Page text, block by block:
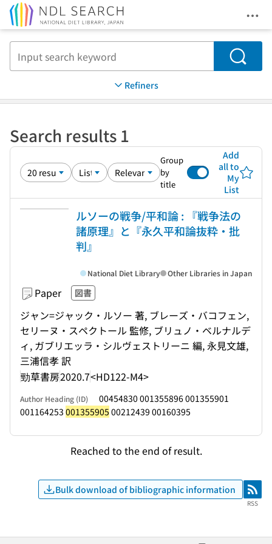
Search
Refiners
Search results 1
Group
by
title
Add
all to
My
List
ルソーの戦争/平和論 : 『戦争法の
諸原理』と『永久平和論抜粋・批
判』
Paper 図書
ジャン=ジャック・ルソー 著, ブレーズ・バコフェン,
セリーヌ・スペクトール 監修, ブリュノ・ベルナルデ
ィ, ガブリエッラ・シルヴェストリーニ 編, 永見文雄,
三浦信孝 訳
勁草書房2020.7<HD122-M4>
National Diet Library Other Libraries in Japan
Author Heading (ID)
00454830 001355896 001355901
001164253 001355905 00212439 00160395
Reached to the end of result.
Bulk download of bibliographic information RSS
RSS